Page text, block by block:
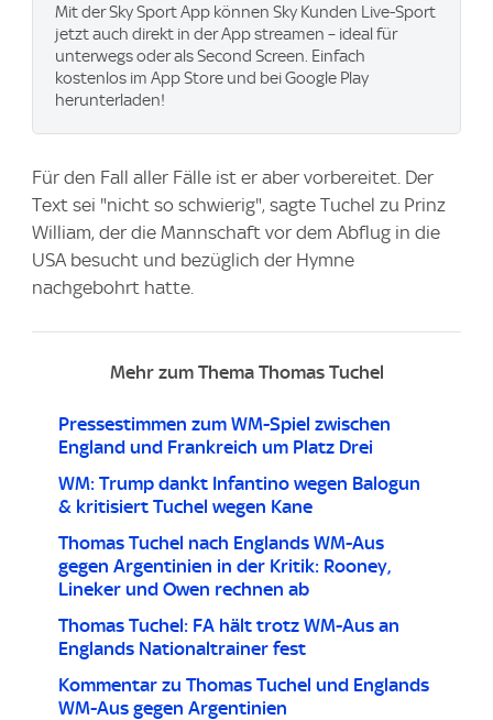
Mit der Sky Sport App können Sky Kunden Live-Sport
jetzt auch direkt in der App streamen – ideal für
unterwegs oder als Second Screen. Einfach
kostenlos im App Store und bei Google Play
herunterladen!
Für den Fall aller Fälle ist er aber vorbereitet. Der
Text sei "nicht so schwierig", sagte Tuchel zu Prinz
William, der die Mannschaft vor dem Abflug in die
USA besucht und bezüglich der Hymne
nachgebohrt hatte.
Mehr zum Thema Thomas Tuchel
Pressestimmen zum WM-Spiel zwischen
England und Frankreich um Platz Drei
WM: Trump dankt Infantino wegen Balogun
& kritisiert Tuchel wegen Kane
Thomas Tuchel nach Englands WM-Aus
gegen Argentinien in der Kritik: Rooney,
Lineker und Owen rechnen ab
Thomas Tuchel: FA hält trotz WM-Aus an
Englands Nationaltrainer fest
Kommentar zu Thomas Tuchel und Englands
WM-Aus gegen Argentinien